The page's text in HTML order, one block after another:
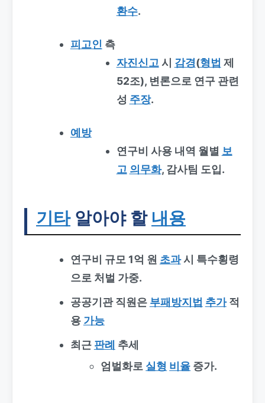
환수.
피고인 측
자진신고 시 감경(형법 제
52조), 변론으로 연구 관련
성 주장.
예방
연구비 사용 내역 월별 보
고 의무화, 감사팀 도입.
기타알아야 할 내용
연구비 규모 1억 원 초과시 특수횡령
으로 처벌 가중.
공공기관 직원은 부패방지법 추가적
용 가능
최근 판례 추세
엄벌화로 실형 비율 증가.